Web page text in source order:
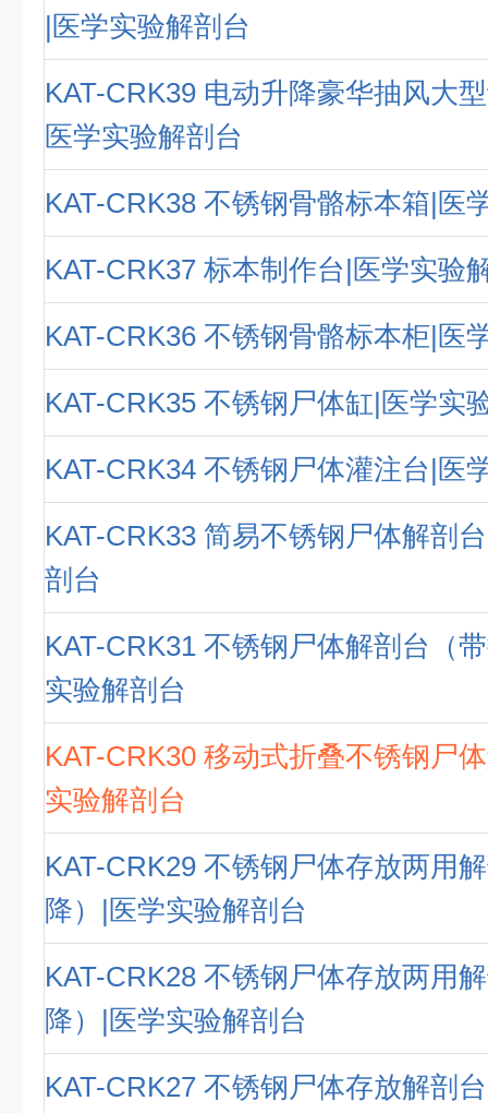
|医学实验解剖台
KAT-CRK39 电动升降豪华抽风大
医学实验解剖台
KAT-CRK38 不锈钢骨骼标本箱|医
KAT-CRK37 标本制作台|医学实验
KAT-CRK36 不锈钢骨骼标本柜|医
KAT-CRK35 不锈钢尸体缸|医学实
KAT-CRK34 不锈钢尸体灌注台|医
KAT-CRK33 简易不锈钢尸体解剖
剖台
KAT-CRK31 不锈钢尸体解剖台（
实验解剖台
KAT-CRK30 移动式折叠不锈钢尸
实验解剖台
KAT-CRK29 不锈钢尸体存放两用
降）|医学实验解剖台
KAT-CRK28 不锈钢尸体存放两用
降）|医学实验解剖台
KAT-CRK27 不锈钢尸体存放解剖